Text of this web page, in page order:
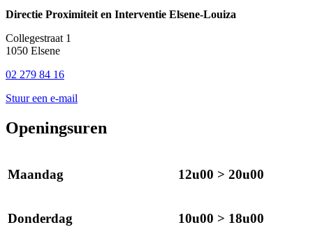
Directie Proximiteit en Interventie Elsene-Louiza
Collegestraat 1
1050 Elsene
02 279 84 16
Stuur een e-mail
Openingsuren
Maandag 12u00 > 20u00
Donderdag 10u00 > 18u00